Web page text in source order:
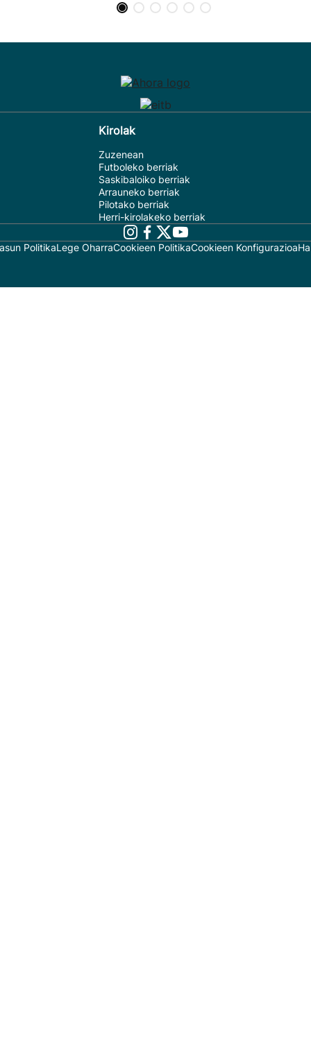
Kirolak
Zuzenean
Futboleko berriak
Saskibaloiko berriak
Arrauneko berriak
Pilotako berriak
Herri-kirolakeko berriak
PolitikaLege OharraCookieen PolitikaCookieen Konfigurazioa